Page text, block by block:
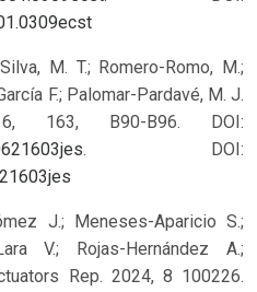
M. T.; Romero-Romo, M.;
F.; Palomar-Pardavé, M. J.
163, B90-B96. DOI:
.
DOI:
J.; Meneses-Aparicio S.;
V.; Rojas-Hernández A.;
Rep. 2024, 8 100226.